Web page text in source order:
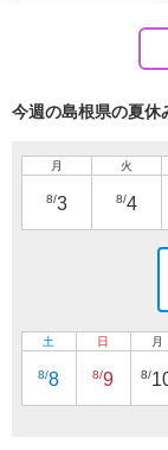
今週の島根県の夏休
月
8/3
火
8/4
土
8/8
日
8/9
月
8/